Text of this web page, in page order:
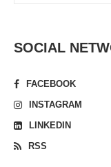
SOCIAL
FACEBOOK
INSTAGRAM
LINKEDIN
RSS